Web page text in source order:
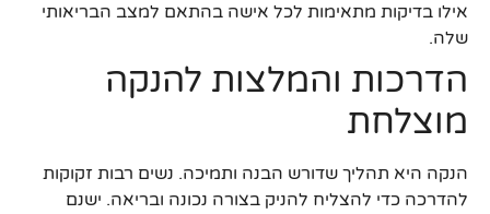
אילו בדיקות מתאימות לכל אישה בהתאם למצב הבריאותי
שלה.
הדרכות והמלצות להנקה
מוצלחת
הנקה היא תהליך שדורש הבנה ותמיכה. נשים רבות זקוקות
להדרכה כדי להצליח להניק בצורה נכונה ובריאה. ישנם